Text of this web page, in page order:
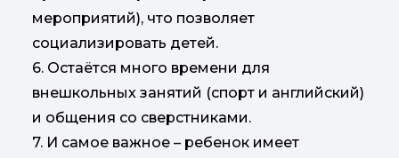
мероприятий), что позволяет
социализировать детей.
6. Остаётся много времени для
внешкольных занятий (спорт и английский)
и общения со сверстниками.
7. И самое важное – ребенок имеет